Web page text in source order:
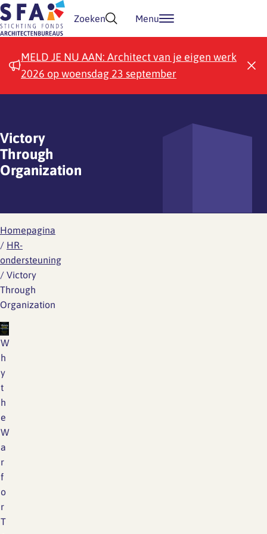
Doorgaan naar inhoud
Zoeken Menu
MELD JE NU AAN: Architect van je eigen werk
2026 op woensdag 23 september
Victory
Through
Organization
Homepagina
/ HR-
ondersteuning
/ Victory
Through
Organization
W
h
y
t
h
e
W
a
r
f
o
r
T